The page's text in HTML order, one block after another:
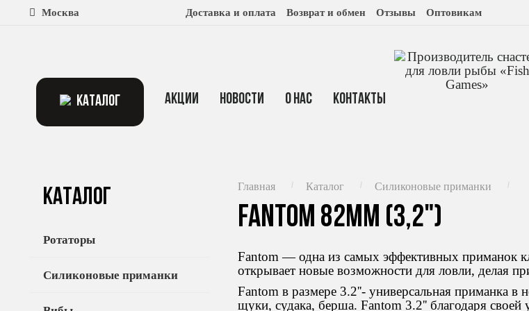
Москва Доставка и оплата Возврат и обмен Отзывы Оптовикам
КАТАЛОГ Акции Новости О нас Контакты
Каталог
Ротаторы
Силиконовые приманки
Главная Каталог Силиконовые приманки
Fantom 82mm (3,2")
Fantom — одна из самых эффективных приманок
открывает новые возможности для ловли, делая
Fantom в размере 3.2''- универсальная приманка
щуки, судака, берша. Fantom 3.2'' благодаря своей